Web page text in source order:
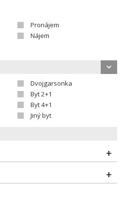
Pronájem
Nájem
Dvojgarsonka
Byt 2+1
Byt 4+1
Jiný byt